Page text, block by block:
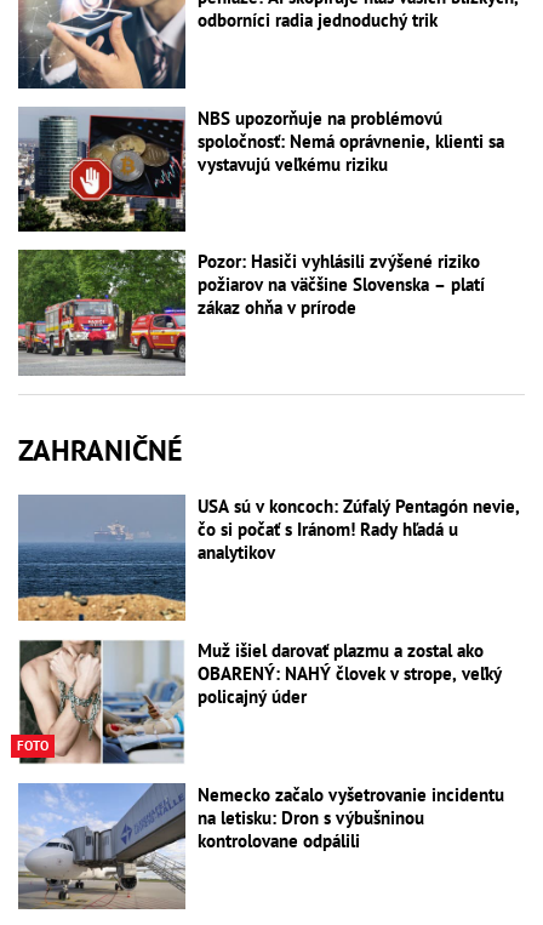
odborníci radia jednoduchý trik
NBS upozorňuje na problémovú
spoločnosť: Nemá oprávnenie, klienti sa
vystavujú veľkému riziku
Pozor: Hasiči vyhlásili zvýšené riziko
požiarov na väčšine Slovenska – platí
zákaz ohňa v prírode
ZAHRANIČNÉ
USA sú v koncoch: Zúfalý Pentagón nevie,
čo si počať s Iránom! Rady hľadá u
analytikov
FOTO
Muž išiel darovať plazmu a zostal ako
OBARENÝ: NAHÝ človek v strope, veľký
policajný úder
Nemecko začalo vyšetrovanie incidentu
na letisku: Dron s výbušninou
kontrolovane odpálili